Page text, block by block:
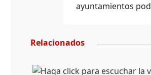
ayuntamientos
Relacionados